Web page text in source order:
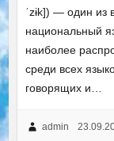
ˈzɨk]) — один из
национальный
наиболее
среди всех
говорящих и…
admin